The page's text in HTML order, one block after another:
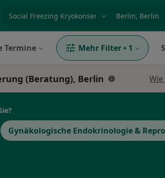
Termine Mehr Filter • 1
(Beratung), Berlin
Gynäkologische Endokrinologie &